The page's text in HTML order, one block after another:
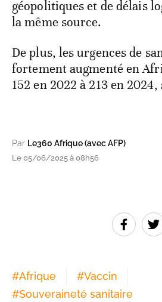
géopolitiques et de délais
la même source.
De plus, les urgences de
fortement augmenté en
152 en 2022 à 213 en
Par Le360 Afrique (avec AFP)
Le 05/06/2025 à 08h56
#Afrique #Vaccin
#Souveraineté sanitaire